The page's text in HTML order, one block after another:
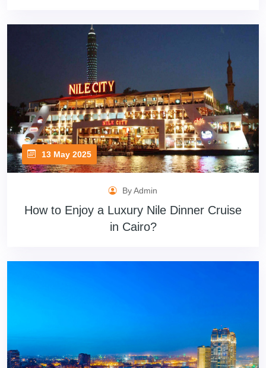
13 May 2025
By Admin
How to Enjoy a Luxury Nile Dinner Cruise
in Cairo?